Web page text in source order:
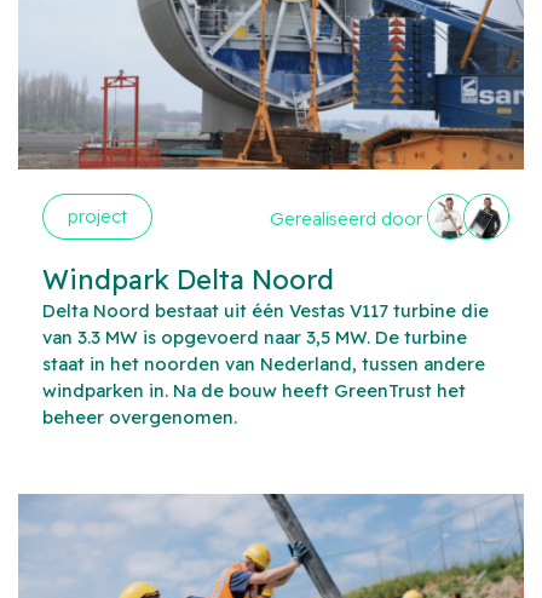
project Gerealiseerd door
Windpark Delta Noord
Delta Noord bestaat uit één Vestas V117 turbine die
van 3.3 MW is opgevoerd naar 3,5 MW. De turbine
staat in het noorden van Nederland, tussen andere
windparken in. Na de bouw heeft GreenTrust het
beheer overgenomen.